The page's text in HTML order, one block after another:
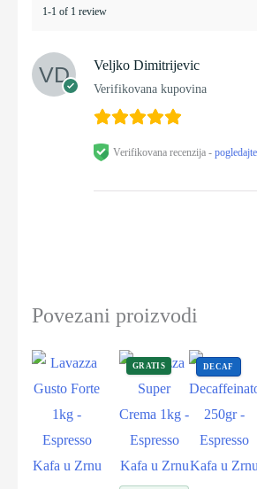
1-1 of 1 review
Veljko Dimitrijevic
Verifikovana kupovina
Verifikovana recenzija -
Povezani proizvodi
GRATIS DECAF